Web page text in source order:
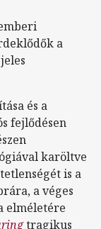
a
és a
fejlődésen
karöltve
is a
a véges
elméletére
tragikus